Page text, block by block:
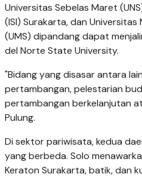
Universitas Sebelas Maret
(ISI) Surakarta, dan
(UMS) dipandang dapat
del Norte State University.
"Bidang yang disasar antara
pertambangan, pelestarian
pertambangan berkelanjutan
Pulung.
Di sektor pariwisata, kedua
yang berbeda. Solo
Keraton Surakarta, batik, dan